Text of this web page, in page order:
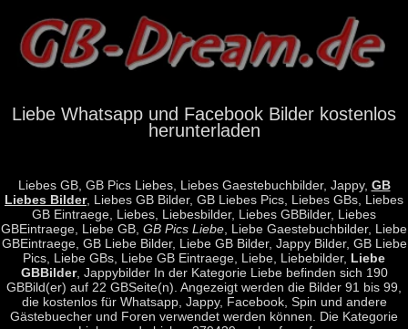
Liebe Whatsapp und Facebook Bilder kostenlos
herunterladen
Liebes GB, GB Pics Liebes, Liebes Gaestebuchbilder, Jappy, GB
Liebes Bilder, Liebes GB Bilder, GB Liebes Pics, Liebes GBs, Liebes
GB Eintraege, Liebes, Liebesbilder, Liebes GBBilder, Liebes
GBEintraege, Liebe GB, GB Pics Liebe , Liebe Gaestebuchbilder, Liebe
GBEintraege, GB Liebe Bilder, Liebe GB Bilder, Jappy Bilder, GB Liebe
Pics, Liebe GBs, Liebe GB Eintraege, Liebe, Liebebilder, Liebe
GBBilder, Jappybilder In der Kategorie Liebe befinden sich 190
GBBild(er) auf 22 GBSeite(n). Angezeigt werden die Bilder 91 bis 99,
die kostenlos für Whatsapp, Jappy, Facebook, Spin und andere
Gästebuecher und Foren verwendet werden können. Die Kategorie